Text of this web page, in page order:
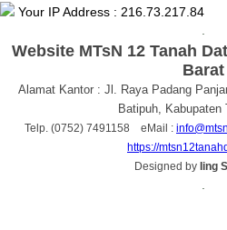
Your IP Address : 216.73.217.84
Website MTsN 12 Tanah
Barat
Alamat Kantor : Jl. Raya Padang
Batipuh, Kabupaten
Telp. (0752) 7491158 eMail :
https://
Designed by Iing